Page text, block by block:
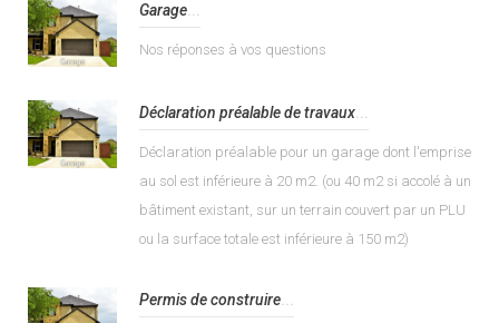
Garage...
Nos réponses à vos questions
Déclaration préalable de travaux
Déclaration préalable pour un garage dont l'emprise
au sol est inférieure à 20 m2. (ou 40 m2 si accolé à un
bâtiment existant, sur un terrain couvert par un PLU
ou la surface totale est inférieure à 150 m2)
Permis de construire